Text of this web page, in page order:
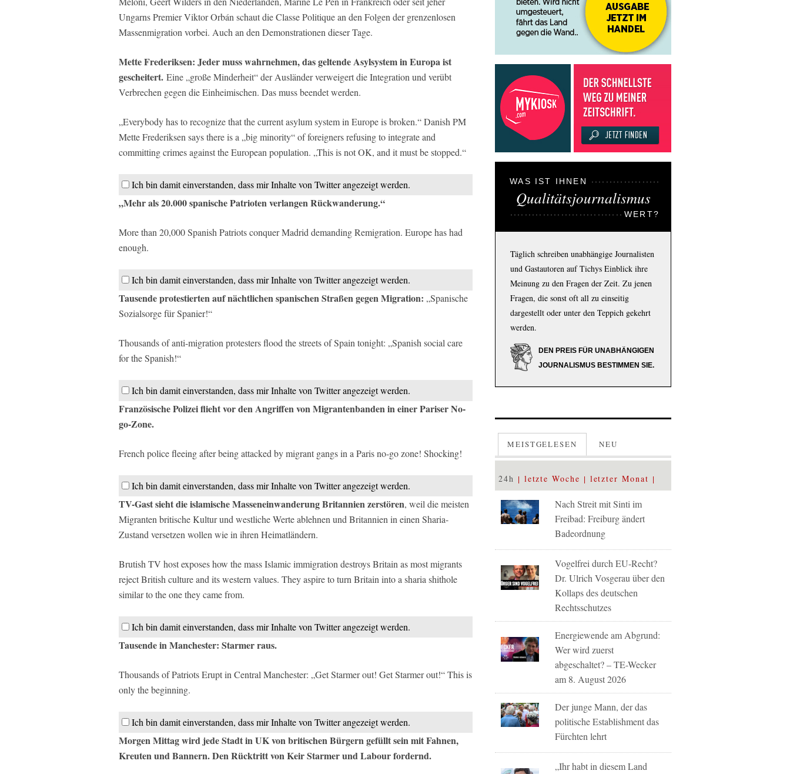
Ungarns Premier Viktor Orbán schaut die Classe Politique an den Folgen der grenzenlosen
Massenmigration vorbei. Auch an den Demonstrationen dieser Tage.
Mette Frederiksen: Jeder muss wahrnehmen, das geltende Asylsystem in Europa ist
gescheitert. Eine „große Minderheit“ der Ausländer verweigert die Integration und verübt
Verbrechen gegen die Einheimischen. Das muss beendet werden.
„Everybody has to recognize that the current asylum system in Europe is broken.“ Danish PM
Mette Frederiksen says there is a „big minority“ of foreigners refusing to integrate and
committing crimes against the European population. „This is not OK, and it must be stopped.“
Ich bin damit einverstanden, dass mir Inhalte von Twitter angezeigt werden.
„Mehr als 20.000 spanische Patrioten verlangen Rückwanderung.“
More than 20,000 Spanish Patriots conquer Madrid demanding Remigration. Europe has had
enough.
Ich bin damit einverstanden, dass mir Inhalte von Twitter angezeigt werden.
Tausende protestierten auf nächtlichen spanischen Straßen gegen Migration: „Spanische
Sozialsorge für Spanier!“
Thousands of anti-migration protesters flood the streets of Spain tonight: „Spanish social care
for the Spanish!“
Ich bin damit einverstanden, dass mir Inhalte von Twitter angezeigt werden.
Französische Polizei flieht vor den Angriffen von Migrantenbanden in einer Pariser No-
go-Zone.
French police fleeing after being attacked by migrant gangs in a Paris no-go zone! Shocking!
Ich bin damit einverstanden, dass mir Inhalte von Twitter angezeigt werden.
TV-Gast sieht die islamische Masseneinwanderung Britannien zerstören, weil die meisten
Migranten britische Kultur und westliche Werte ablehnen und Britannien in einen Sharia-
Zustand versetzen wollen wie in ihren Heimatländern.
Brutish TV host exposes how the mass Islamic immigration destroys Britain as most migrants
reject British culture and its western values. They aspire to turn Britain into a sharia shithole
similar to the one they came from.
Ich bin damit einverstanden, dass mir Inhalte von Twitter angezeigt werden.
Tausende in Manchester: Starmer raus.
Thousands of Patriots Erupt in Central Manchester: „Get Starmer out! Get Starmer out!“ This is
only the beginning.
Ich bin damit einverstanden, dass mir Inhalte von Twitter angezeigt werden.
Morgen Mittag wird jede Stadt in UK von britischen Bürgern gefüllt sein mit Fahnen,
Kreuten und Bannern. Den Rücktritt von Keir Starmer und Labour fordernd.
WAS IST IHNEN
Qualitätsjournalismus
WERT?
Täglich schreiben unabhängige Journalisten
und Gastautoren auf Tichys Einblick ihre
Meinung zu den Fragen der Zeit. Zu jenen
Fragen, die sonst oft all zu einseitig
dargestellt oder unter den Teppich gekehrt
werden.
DEN PREIS FÜR UNABHÄNGIGEN
JOURNALISMUS BESTIMMEN SIE.
MEISTGELESEN NEU
24h letzte Woche letzter Monat
Nach Streit mit Sinti im
Freibad: Freiburg ändert
Badeordnung
Vogelfrei durch EU-Recht?
Dr. Ulrich Vosgerau über den
Kollaps des deutschen
Rechtsschutzes
Energiewende am Abgrund:
Wer wird zuerst
abgeschaltet? – TE-Wecker
am 8. August 2026
Der junge Mann, der das
politische Establishment das
Fürchten lehrt
„Ihr habt in diesem Land